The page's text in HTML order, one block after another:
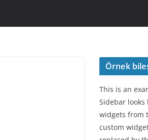
Örnek
This is an
Sidebar looks
widgets from
custom